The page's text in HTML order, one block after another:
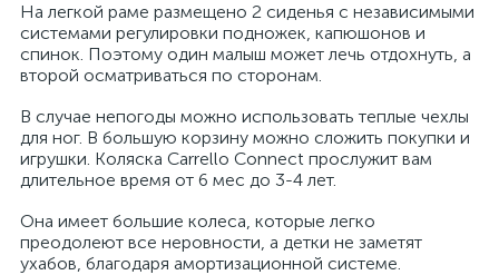
На легкой раме размещено 2 сиденья с независимыми
системами регулировки подножек, капюшонов и
спинок. Поэтому один малыш может лечь отдохнуть, а
второй осматриваться по сторонам.
В случае непогоды можно использовать теплые чехлы
для ног. В большую корзину можно сложить покупки и
игрушки. Коляска Carrello Connect прослужит вам
длительное время от 6 мес до 3-4 лет.
Она имеет большие колеса, которые легко
преодолеют все неровности, а детки не заметят
ухабов, благодаря амортизационной системе.